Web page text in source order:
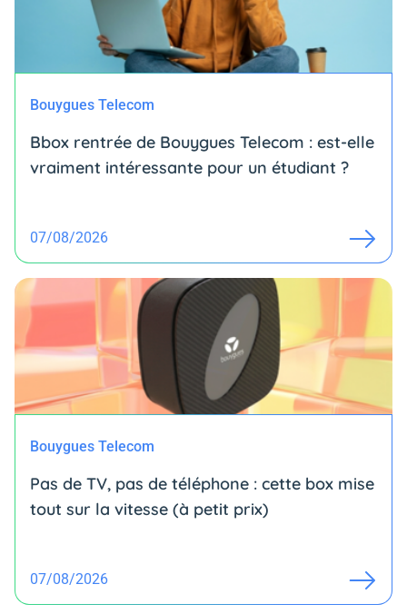
Bouygues Telecom
Bbox rentrée de Bouygues Telecom : est-elle
vraiment intéressante pour un étudiant ?
07/08/2026
Bouygues Telecom
Pas de TV, pas de téléphone : cette box mise
tout sur la vitesse (à petit prix)
07/08/2026